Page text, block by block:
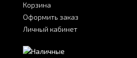
Корзина
Оформить заказ
Личный кабинет